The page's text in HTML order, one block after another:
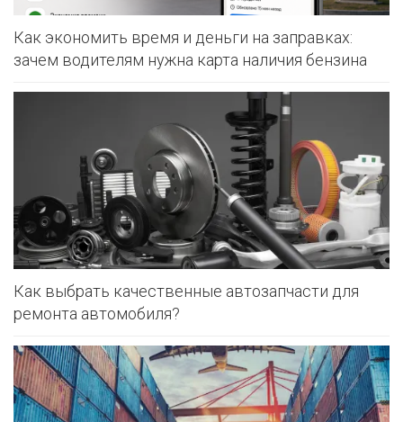
Как экономить время и деньги на заправках:
зачем водителям нужна карта наличия бензина
Как выбрать качественные автозапчасти для
ремонта автомобиля?